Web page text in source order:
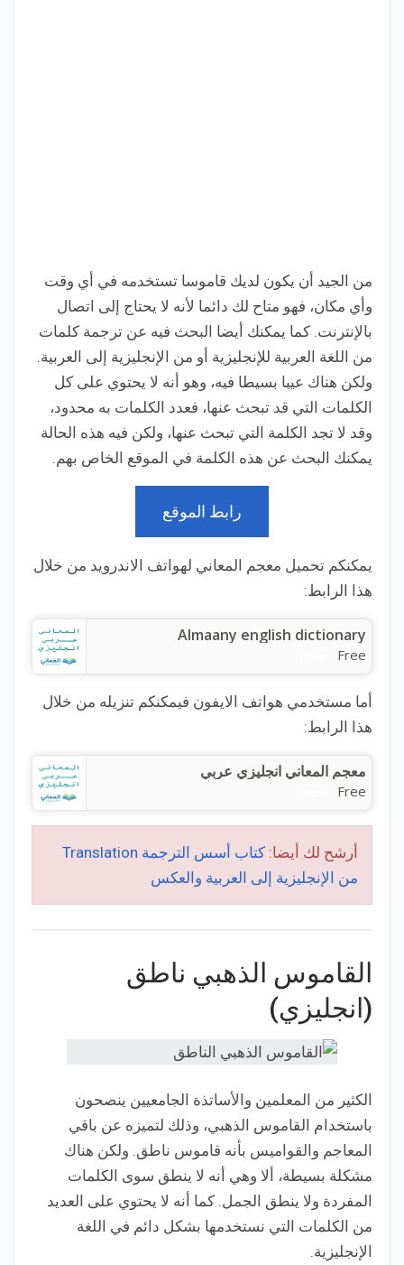
من الجيد أن يكون لديك قاموسا تستخدمه في أي وقت
وأي مكان، فهو متاح لك دائما لأنه لا يحتاج إلى اتصال
بالإنترنت. كما يمكنك أيضا البحث فيه عن ترجمة كلمات
من اللغة العربية للإنجليزية أو من الإنجليزية إلى العربية.
ولكن هناك عيبا بسيطا فيه، وهو أنه لا يحتوي على كل
الكلمات التي قد تبحث عنها، فعدد الكلمات به محدود،
وقد لا تجد الكلمة التي تبحث عنها، ولكن فيه هذه الحالة
يمكنك البحث عن هذه الكلمة في الموقع الخاص بهم.
رابط الموقع
يمكنكم تحميل معجم المعاني لهواتف الاندرويد من خلال
هذا الرابط:
Almaany english dictionary
Free
أما مستخدمي هواتف الايفون فيمكنكم تنزيله من خلال
هذا الرابط:
معجم المعاني انجليزي عربي
Free
أرشح لك أيضا:
كتاب أسس الترجمة Translation
من الإنجليزية إلى العربية والعكس
القاموس الذهبي ناطق
(انجليزي)
الكثير من المعلمين والأساتذة الجامعيين ينصحون
باستخدام القاموس الذهبي، وذلك لتميزه عن باقي
المعاجم والقواميس بأنه قاموس ناطق. ولكن هناك
مشكلة بسيطة، ألا وهي أنه لا ينطق سوى الكلمات
المفردة ولا ينطق الجمل. كما أنه لا يحتوي على العديد
من الكلمات التي نستخدمها بشكل دائم في اللغة
الإنجليزية.